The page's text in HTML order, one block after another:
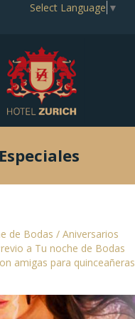
Select Language ▼
Especiales
de Bodas / Aniversarios
a Tu noche de Bodas
amigas para quinceañeras